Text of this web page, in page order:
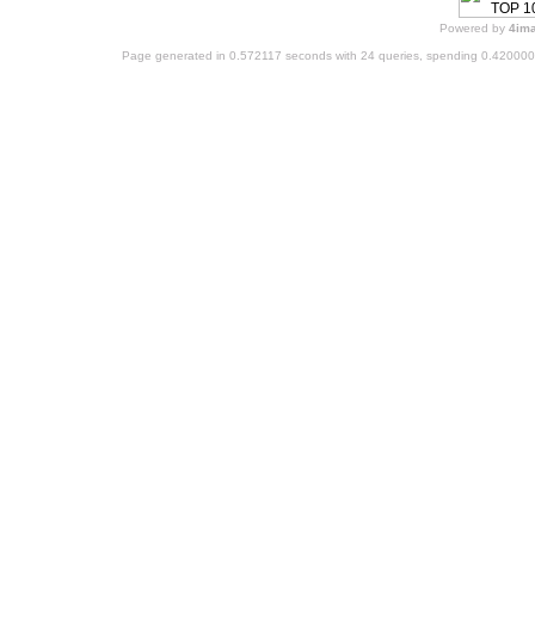
Powered by
Page generated in 0.572117 seconds with 24 queries, spending